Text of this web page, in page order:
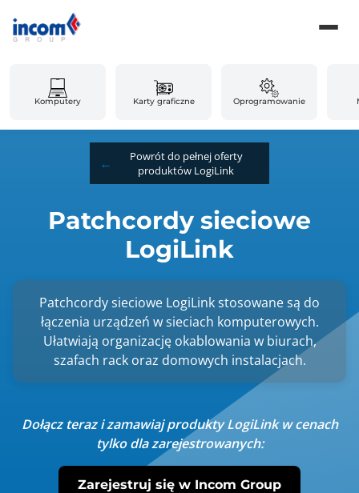
Komputery Karty graficzne Oprogramowanie
Powrót do pełnej oferty
produktów LogiLink
Patchcordy sieciowe
LogiLink
Patchcordy sieciowe LogiLink stosowane są do
łączenia urządzeń w sieciach komputerowych.
Ułatwiają organizację okablowania w biurach,
szafach rack oraz domowych instalacjach.
Dołącz teraz i zamawiaj produkty LogiLink w cenach
tylko dla zarejestrowanych:
Zarejestruj się w Incom Group